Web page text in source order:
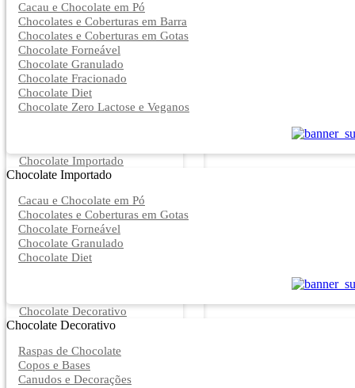
Cacau e Chocolate em Pó
Chocolates e Coberturas em Barra
Chocolates e Coberturas em Gotas
Chocolate Forneável
Chocolate Granulado
Chocolate Fracionado
Chocolate Diet
Chocolate Zero Lactose e Veganos
Chocolate Importado
Chocolate Importado
Cacau e Chocolate em Pó
Chocolates e Coberturas em Gotas
Chocolate Forneável
Chocolate Granulado
Chocolate Diet
Chocolate Decorativo
Chocolate Decorativo
Raspas de Chocolate
Copos e Bases
Canudos e Decorações